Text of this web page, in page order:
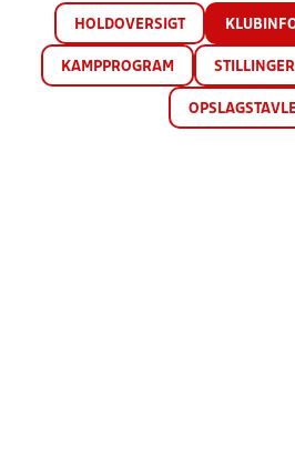
HOLDOVERSIGT
KAMPPROGRAM STILLINGER